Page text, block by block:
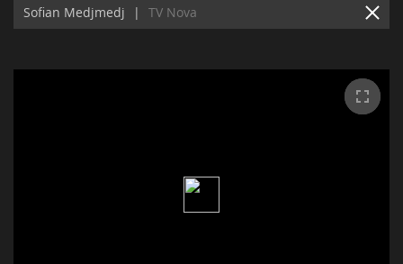
Sofian Medjmedj | TV Nova